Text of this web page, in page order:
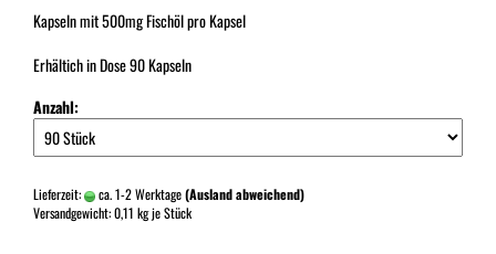
Kapseln mit 500mg Fischöl pro Kapsel
Erhältich in Dose 90 Kapseln
Anzahl:
Lieferzeit: ca. 1-2 Werktage(Ausland abweichend)
Versandgewicht:0,11 kg je Stück